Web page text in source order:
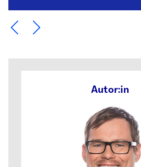
Ein Element zurück blättern
Ein Element weiter blättern
Autor:in